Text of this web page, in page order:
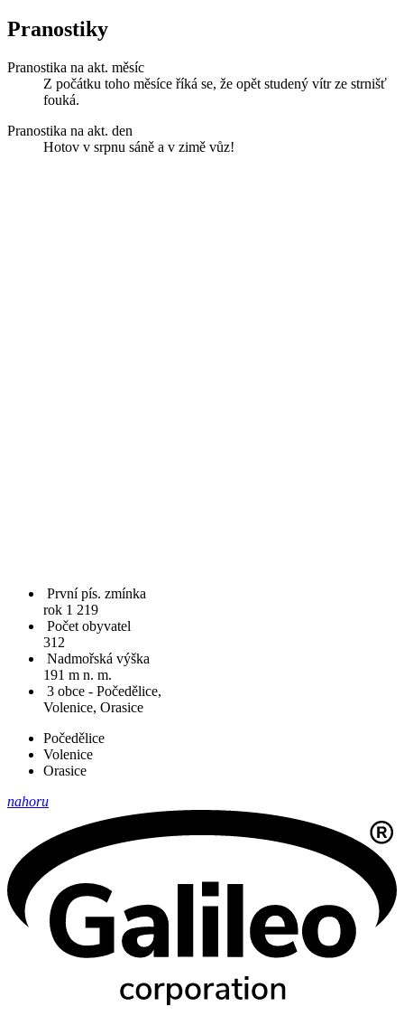
Pranostiky
Pranostika na akt. měsíc
Z počátku toho měsíce říká se, že opět studený vítr ze strnišť
fouká.
Pranostika na akt. den
Hotov v srpnu sáně a v zimě vůz!
První pís. zmínka
rok 1 219
Počet obyvatel
312
Nadmořská výška
191 m n. m.
3 obce - Počedělice,
Volenice, Orasice
Počedělice
Volenice
Orasice
nahoru